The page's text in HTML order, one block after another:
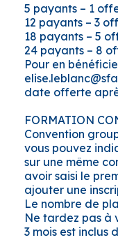
5 payants – 1
12 payants – 3
18 payants – 5
24 payants – 8
Pour en
date offerte
FORMATION
Convention
vous pouvez
sur une même
avoir saisi le
ajouter une
Le nombre de
Ne tardez pas à
3 mois est inclus